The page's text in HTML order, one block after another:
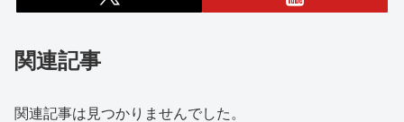
関連記事
関連記事は見つかりませんでした。